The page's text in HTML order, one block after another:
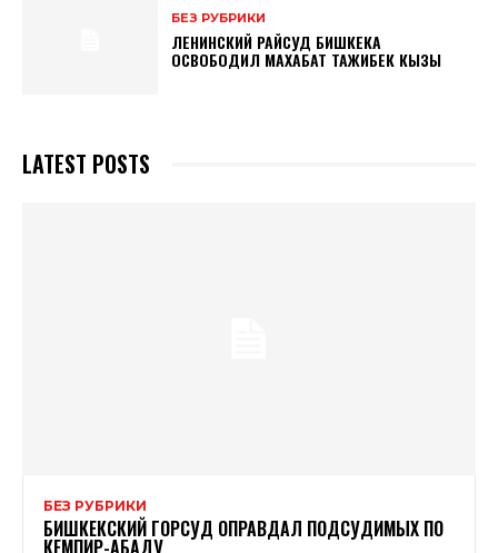
БЕЗ РУБРИКИ
ЛЕНИНСКИЙ РАЙСУД БИШКЕКА
ОСВОБОДИЛ МАХАБАТ ТАЖИБЕК КЫЗЫ
LATEST POSTS
БЕЗ РУБРИКИ
БИШКЕКСКИЙ ГОРСУД ОПРАВДАЛ ПОДСУДИМЫХ ПО
КЕМПИР-АБАДУ